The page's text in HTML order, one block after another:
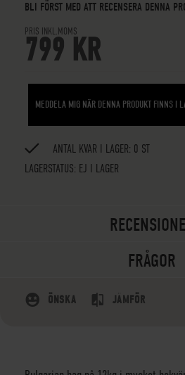
GALLERY
BLI FÖRST MED ATT RECENSERA DENNA
PRIS INKL.MOMS
799 KR
MEDDELA MIG NÄR DENNA PRODUKT FINNS I
LAGERSTATUS: EJ I LAGER
ANTAL KVAR I LAGER: 0 ST
FRÅGOR
ÖNSKA JÄMFÖR